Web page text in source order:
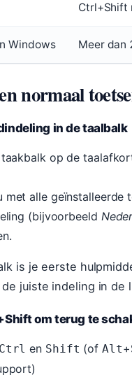
Ctrl+Shift
Windows Meer dan
normaal
in de taalbalk
taakbalk op de
met alle geïnstalleerde
(bijvoorbeeld
is je eerste
juiste indeling in de
om terug te
Ctrl en Shift (of Alt+